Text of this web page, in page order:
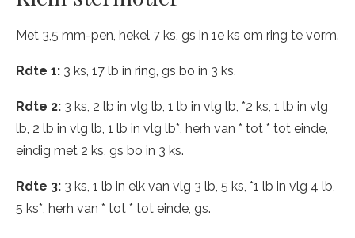
Met 3,5 mm-pen, hekel 7 ks, gs in 1e ks om ring te vorm.
Rdte 1: 3 ks, 17 lb in ring, gs bo in 3 ks.
Rdte 2: 3 ks, 2 lb in vlg lb, 1 lb in vlg lb, *2 ks, 1 lb in vlg
lb, 2 lb in vlg lb, 1 lb in vlg lb*, herh van * tot * tot einde,
eindig met 2 ks, gs bo in 3 ks.
Rdte 3: 3 ks, 1 lb in elk van vlg 3 lb, 5 ks, *1 lb in vlg 4 lb,
5 ks*, herh van * tot * tot einde, gs.